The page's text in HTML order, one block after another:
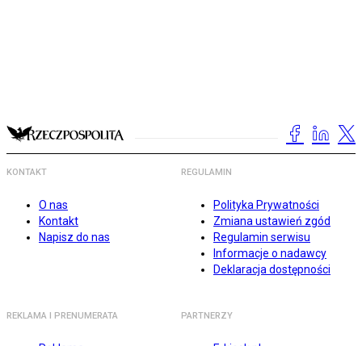
KONTAKT
O nas
Kontakt
Napisz do nas
REGULAMIN
Polityka Prywatności
Zmiana ustawień zgód
Regulamin serwisu
Informacje o nadawcy
Deklaracja dostępności
REKLAMA I PRENUMERATA PARTNERZY